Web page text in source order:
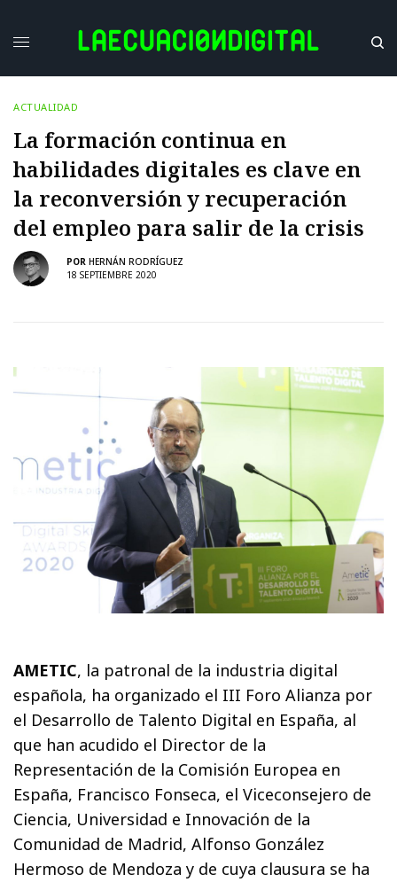
ACTUALIDAD
La formación continua en
habilidades digitales es clave en
la reconversión y recuperación
del empleo para salir de la crisis
POR HERNÁN RODRÍGUEZ
18 SEPTIEMBRE 2020
AMETIC, la patronal de la industria digital
española, ha organizado el III Foro Alianza por
el Desarrollo de Talento Digital en España, al
que han acudido el Director de la
Representación de la Comisión Europea en
España, Francisco Fonseca, el Viceconsejero de
Ciencia, Universidad e Innovación de la
Comunidad de Madrid, Alfonso González
Hermoso de Mendoza y de cuya clausura se ha